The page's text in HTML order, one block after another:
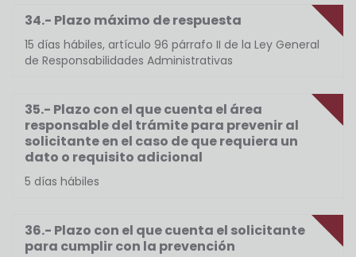
34.- Plazo máximo de respuesta
15 días hábiles, artículo 96 párrafo II de la Ley General
de Responsabilidades Administrativas
35.- Plazo con el que cuenta el área
responsable del trámite para prevenir al
solicitante en el caso de que requiera un
dato o requisito adicional
5 días hábiles
36.- Plazo con el que cuenta el solicitante
para cumplir con la prevención